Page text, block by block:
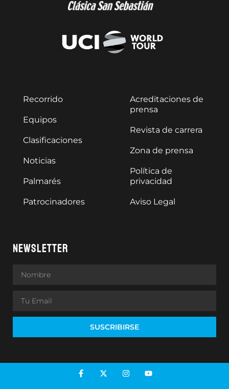
Recorrido
Equipos
Clasificaciones
Noticias
Palmarés
Patrocinadores
Acreditaciones de
prensa
Revista de carrera
Zona de prensa
Política de
privacidad
Aviso Legal
NEWSLETTER
SUSCRIBIRSE